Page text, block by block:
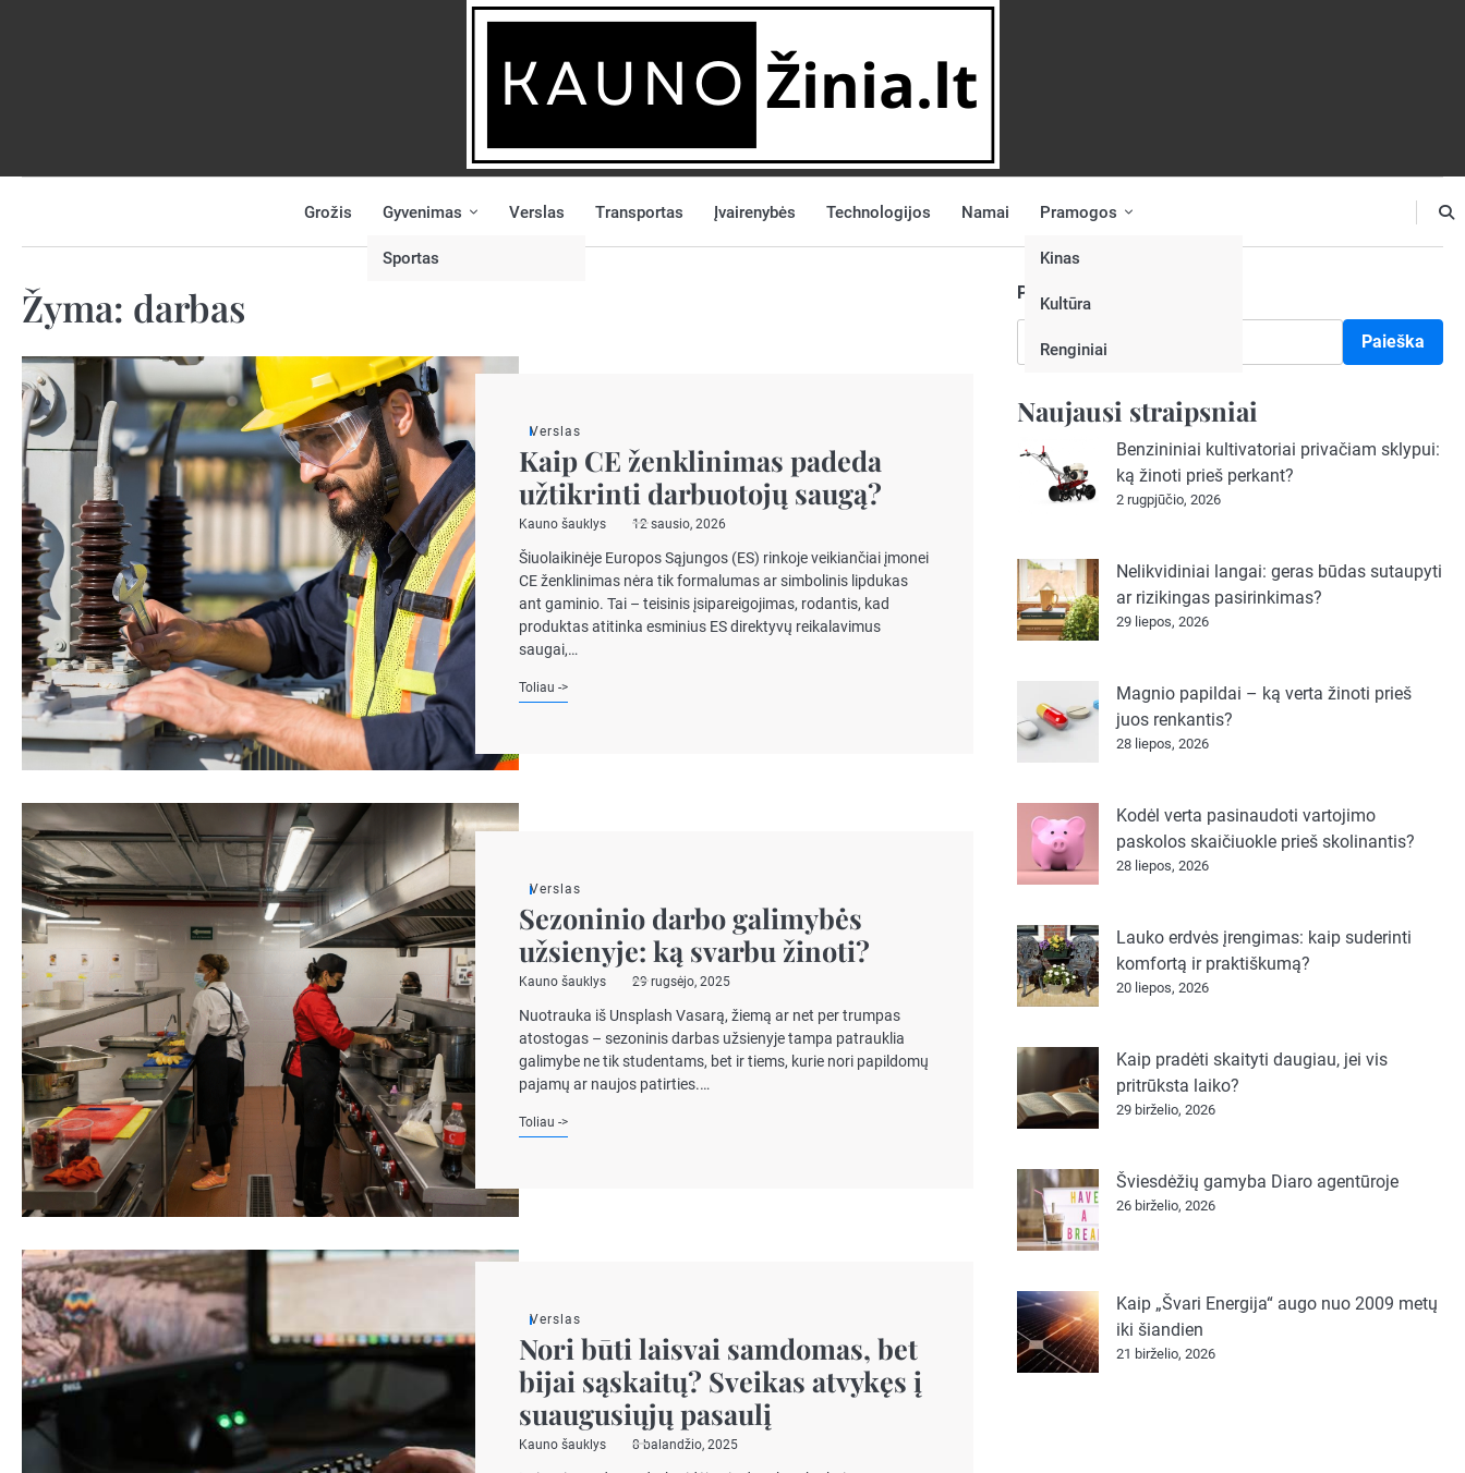
NAUJIENĄ
Grožis Gyvenimas
Sportas
Verslas Transportas Įvairenybės Technologijos Namai Pramogos
Kinas
Kultūra
Renginiai
Žyma: darbas
Verslas
Kaip CE ženklinimas padeda
užtikrinti darbuotojų saugą?
Kauno šauklys 12 sausio, 2026
Šiuolaikinėje Europos Sąjungos (ES) rinkoje veikiančiai įmonei
CE ženklinimas nėra tik formalumas ar simbolinis lipdukas
ant gaminio. Tai – teisinis įsipareigojimas, rodantis, kad
produktas atitinka esminius ES direktyvų reikalavimus
saugai,…
Toliau ->
Verslas
Sezoninio darbo galimybės
užsienyje: ką svarbu žinoti?
Kauno šauklys 29 rugsėjo, 2025
Nuotrauka iš Unsplash Vasarą, žiemą ar net per trumpas
atostogas – sezoninis darbas užsienyje tampa patrauklia
galimybe ne tik studentams, bet ir tiems, kurie nori papildomų
pajamų ar naujos patirties.…
Toliau ->
Verslas
Nori būti laisvai samdomas, bet
bijai sąskaitų? Sveikas atvykęs į
suaugusiųjų pasaulį
Kauno šauklys 8 balandžio, 2025
Paieška
Paieška
Naujausi straipsniai
Benzininiai kultivatoriai privačiam sklypui:
ką žinoti prieš perkant?
2 rugpjūčio, 2026
Nelikvidiniai langai: geras būdas sutaupyti
ar rizikingas pasirinkimas?
29 liepos, 2026
Magnio papildai – ką verta žinoti prieš
juos renkantis?
28 liepos, 2026
Kodėl verta pasinaudoti vartojimo
paskolos skaičiuokle prieš skolinantis?
28 liepos, 2026
Lauko erdvės įrengimas: kaip suderinti
komfortą ir praktiškumą?
20 liepos, 2026
Kaip pradėti skaityti daugiau, jei vis
pritrūksta laiko?
29 birželio, 2026
Šviesdėžių gamyba Diaro agentūroje
26 birželio, 2026
Kaip „Švari Energija“ augo nuo 2009 metų
iki šiandien
21 birželio, 2026